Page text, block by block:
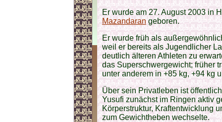
Er wurde am 27. August 2003 in
Mazandarangeboren.
Er wurde früh als
weil er bereits als Jugendlicher
deutlich älteren Athleten zu
das Superschwergewicht; früher
unter anderem in +85 kg, +94 kg
Über sein Privatleben ist
Yusufi zunächst im Ringen aktiv
Körperstruktur, Kraftentwicklung
zum Gewichtheben wechselte.